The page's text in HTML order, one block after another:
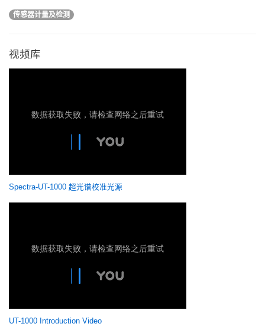
传感器计量及检测
视频库
Spectra-UT-1000 超光谱校准光源
UT-1000 Introduction Video